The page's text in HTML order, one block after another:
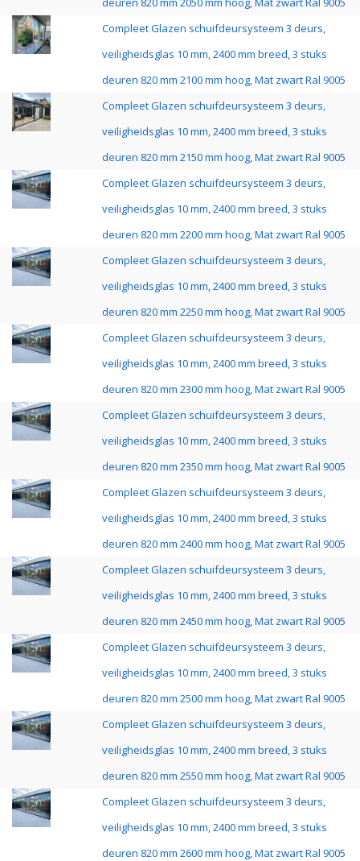
Compleet Glazen schuifdeursysteem 3 deurs,
veiligheidsglas 10 mm, 2400 mm breed, 3 stuks
deuren 820 mm 2100 mm hoog, Mat zwart Ral 9005
Compleet Glazen schuifdeursysteem 3 deurs,
veiligheidsglas 10 mm, 2400 mm breed, 3 stuks
deuren 820 mm 2150 mm hoog, Mat zwart Ral 9005
Compleet Glazen schuifdeursysteem 3 deurs,
veiligheidsglas 10 mm, 2400 mm breed, 3 stuks
deuren 820 mm 2200 mm hoog, Mat zwart Ral 9005
Compleet Glazen schuifdeursysteem 3 deurs,
veiligheidsglas 10 mm, 2400 mm breed, 3 stuks
deuren 820 mm 2250 mm hoog, Mat zwart Ral 9005
Compleet Glazen schuifdeursysteem 3 deurs,
veiligheidsglas 10 mm, 2400 mm breed, 3 stuks
deuren 820 mm 2300 mm hoog, Mat zwart Ral 9005
Compleet Glazen schuifdeursysteem 3 deurs,
veiligheidsglas 10 mm, 2400 mm breed, 3 stuks
deuren 820 mm 2350 mm hoog, Mat zwart Ral 9005
Compleet Glazen schuifdeursysteem 3 deurs,
veiligheidsglas 10 mm, 2400 mm breed, 3 stuks
deuren 820 mm 2400 mm hoog, Mat zwart Ral 9005
Compleet Glazen schuifdeursysteem 3 deurs,
veiligheidsglas 10 mm, 2400 mm breed, 3 stuks
deuren 820 mm 2450 mm hoog, Mat zwart Ral 9005
Compleet Glazen schuifdeursysteem 3 deurs,
veiligheidsglas 10 mm, 2400 mm breed, 3 stuks
deuren 820 mm 2500 mm hoog, Mat zwart Ral 9005
Compleet Glazen schuifdeursysteem 3 deurs,
veiligheidsglas 10 mm, 2400 mm breed, 3 stuks
deuren 820 mm 2550 mm hoog, Mat zwart Ral 9005
Compleet Glazen schuifdeursysteem 3 deurs,
veiligheidsglas 10 mm, 2400 mm breed, 3 stuks
deuren 820 mm 2600 mm hoog, Mat zwart Ral 9005